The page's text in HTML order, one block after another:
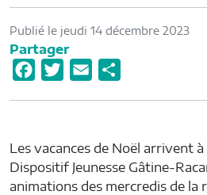
Publié le jeudi 14 décembre 2023
Partager
b
o
t
e
a
g
Les vacances de Noël arrivent
Dispositif Jeunesse Gâtine-
animations des mercredis de la